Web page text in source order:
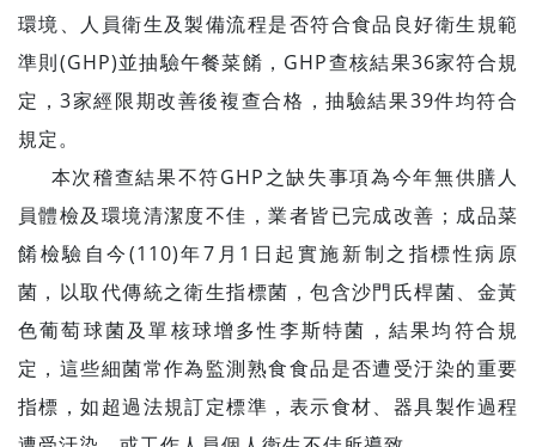
環境、人員衛生及製備流程是否符合食品良好衛生規範
準則(GHP)並抽驗午餐菜餚，GHP查核結果36家符合規
定，3家經限期改善後複查合格，抽驗結果39件均符合
規定。
本次稽查結果不符GHP之缺失事項為今年無供膳人
員體檢及環境清潔度不佳，業者皆已完成改善；成品菜
餚檢驗自今(110)年7月1日起實施新制之指標性病原
菌，以取代傳統之衛生指標菌，包含沙門氏桿菌、金黃
色葡萄球菌及單核球增多性李斯特菌，結果均符合規
定，這些細菌常作為監測熟食食品是否遭受汙染的重要
指標，如超過法規訂定標準，表示食材、器具製作過程